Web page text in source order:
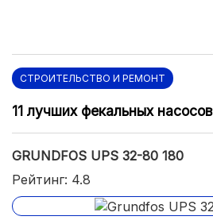
СТРОИТЕЛЬСТВО И РЕМОНТ
11 лучших фекальных насосов
GRUNDFOS UPS 32-80 180
Рейтинг: 4.8